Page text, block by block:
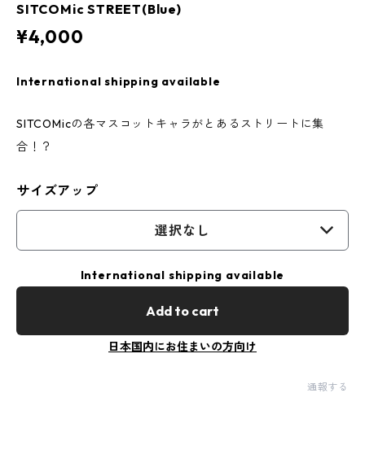
SITCOMic STREET(Blue)
¥4,000
International shipping available
SITCOMicの各マスコットキャラがとあるストリートに集
合！？
サイズアップ
選択なし
International shipping available
Add to cart
日本国内にお住まいの方向け
通報する